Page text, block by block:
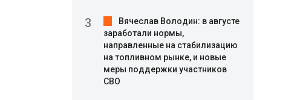
Вячеслав Володин: в августе
заработали нормы,
направленные на стабилизацию
на топливном рынке, и новые
меры поддержки участников
СВО